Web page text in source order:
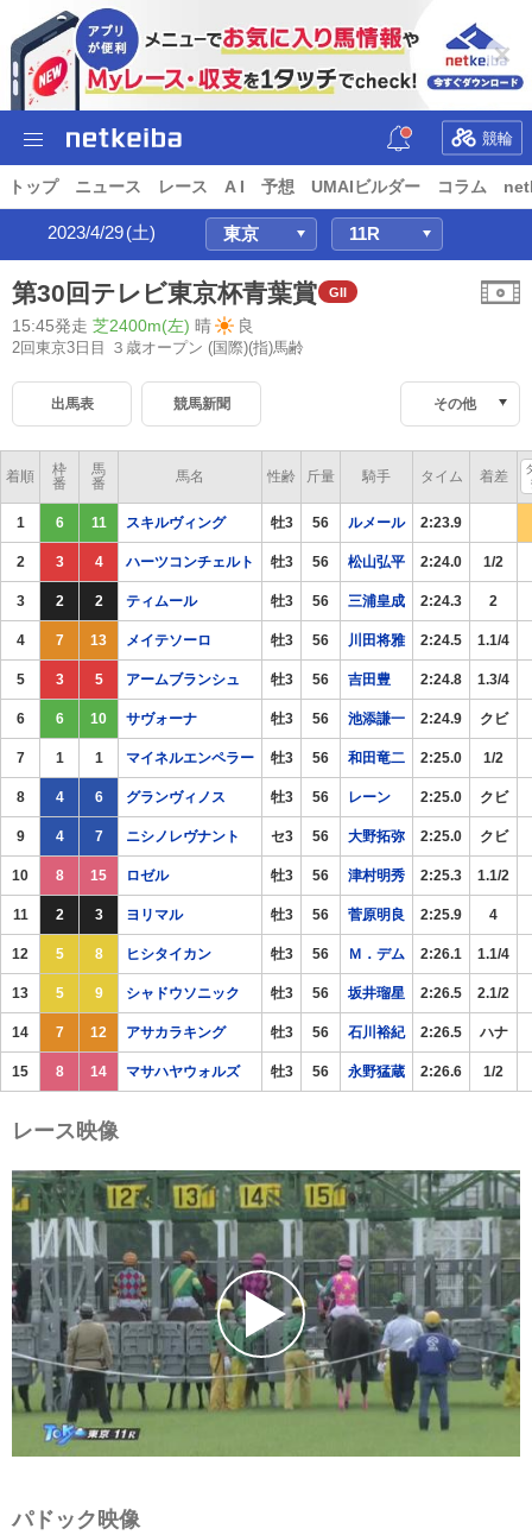
競輪
トップ ニュース レース A I 予想 UMAIビルダー コラム
2023/4/29(土)
第30回テレビ東京杯青葉賞 GII
15:45発走 芝2400m(左) 晴 良
2回東京3日目 ３歳オープン (国際)(指)馬齢
出馬表 競馬新聞 その他
着順
枠
番
馬
番
馬名 性齢 斤量 騎手 タイム 着差
1 6 11 スキルヴィング 牡3 56 ルメール 2:23.9
2 3 4 ハーツコンチェルト 牡3 56 松山弘平 2:24.0 1/2
3 2 2 ティムール 牡3 56 三浦皇成 2:24.3 2
4 7 13 メイテソーロ 牡3 56 川田将雅 2:24.5 1.1/4
5 3 5 アームブランシュ 牡3 56 吉田豊 2:24.8 1.3/4
6 6 10 サヴォーナ 牡3 56 池添謙一 2:24.9 クビ
7 1 1 マイネルエンペラー 牡3 56 和田竜二 2:25.0 1/2
8 4 6 グランヴィノス 牡3 56 レーン 2:25.0 クビ
9 4 7 ニシノレヴナント セ3 56 大野拓弥 2:25.0 クビ
10 8 15 ロゼル 牡3 56 津村明秀 2:25.3 1.1/2
11 2 3 ヨリマル 牡3 56 菅原明良 2:25.9 4
12 5 8 ヒシタイカン 牡3 56 Ｍ．デム 2:26.1 1.1/4
13 5 9 シャドウソニック 牡3 56 坂井瑠星 2:26.5 2.1/2
14 7 12 アサカラキング 牡3 56 石川裕紀 2:26.5 ハナ
15 8 14 マサハヤウォルズ 牡3 56 永野猛蔵 2:26.6 1/2
レース映像
パドック映像